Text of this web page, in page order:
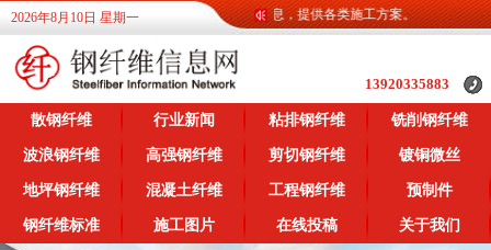
2026年8月10日 星期一
钢纤维信息网为广大客户提供各类钢纤维信息，提供各类施工方案。
13920335883
散钢纤维 行业新闻 粘排钢纤维 铣削钢纤维
波浪钢纤维 高强钢纤维 剪切钢纤维 镀铜微丝
地坪钢纤维 混凝土纤维 工程钢纤维 预制件
钢纤维标准 施工图片 在线投稿 关于我们